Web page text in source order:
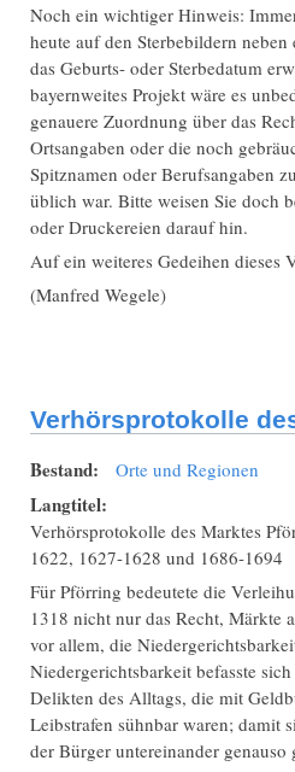
Noch ein wichtiger Hinweis:
heute auf den Sterbebildern
das Geburts- oder Sterbedatum
bayernweites Projekt wäre es
genauere Zuordnung über das
Ortsangaben oder die noch
Spitznamen oder Berufsangaben
üblich war. Bitte weisen Sie doch
oder Druckereien darauf hin.
Auf ein weiteres Gedeihen dieses
(Manfred Wegele)
Verhörsprotokolle
Bestand: Orte und Regionen
Langtitel:
Verhörsprotokolle des Marktes
1622, 1627-1628 und 1686-1694
Für Pförring bedeutete die
1318 nicht nur das Recht, Märkte
vor allem, die
Niedergerichtsbarkeit befasste
Delikten des Alltags, die mit
Leibstrafen sühnbar waren; damit
der Bürger untereinander